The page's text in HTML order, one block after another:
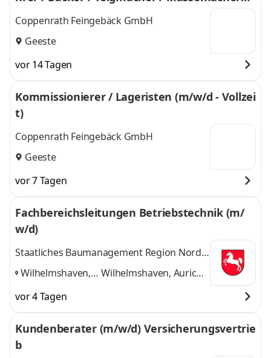
(m/w/d)
Coppenrath Feingebäck GmbH
Geeste
vor 14 Tagen
Kommissionierer / Lageristen (m/w/d - Vollzei
t)
Coppenrath Feingebäck GmbH
Geeste
vor 7 Tagen
Fachbereichsleitungen Betriebstechnik (m/
w/d)
Staatliches Baumanagement Region Nord-
West
Wilhelmshaven,
Emden,
Wilhelmshaven, Aurich,
vor 4 Tagen
Kundenberater (m/w/d) Versicherungsvertrie
b